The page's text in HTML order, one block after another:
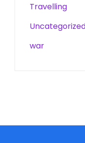
Travelling
war